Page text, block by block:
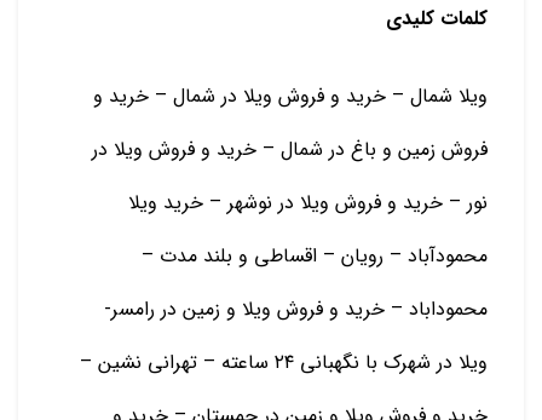
کلمات کلیدی
ویلا شمال – خرید و فروش ویلا در شمال – خرید و
فروش زمین و باغ در شمال – خرید و فروش ویلا در
نور – خرید و فروش ویلا در نوشهر – خرید ویلا
محمودآباد – رویان – اقساطی و بلند مدت –
محموداباد – خرید و فروش ویلا و زمین در رامسر-
ویلا در شهرک با نگهبانی ۲۴ ساعته – تهرانی نشین –